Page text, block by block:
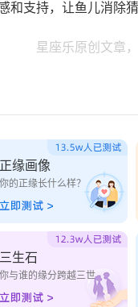
和支持，让鱼儿消除
星座乐原创文章
正缘画像
你的正缘长什么样？
三生石
你与谁的缘分跨越三世